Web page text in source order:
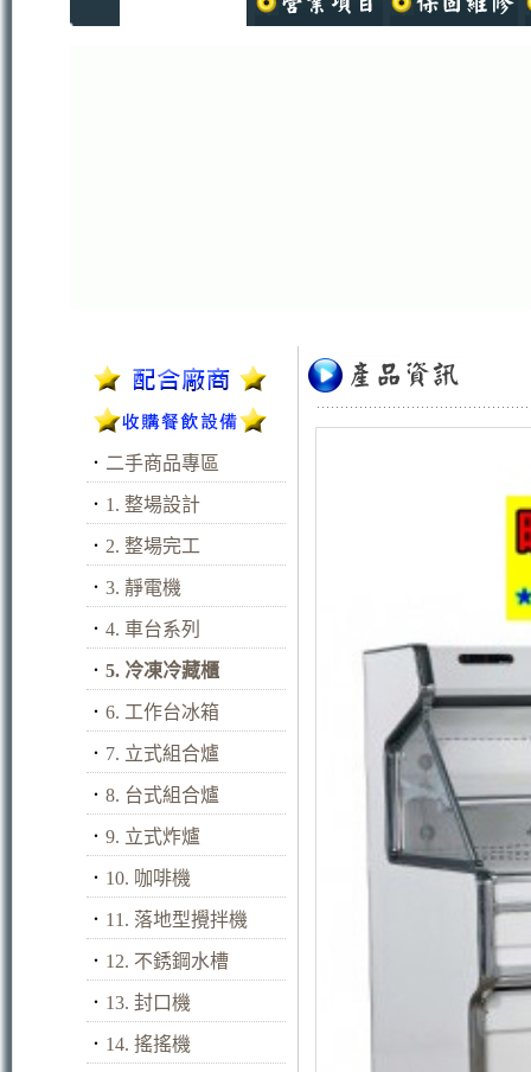
． 二手商品專區
． 1. 整場設計
． 2. 整場完工
． 3. 靜電機
． 4. 車台系列
． 5. 冷凍冷藏櫃
． 6. 工作台冰箱
． 7. 立式組合爐
． 8. 台式組合爐
． 9. 立式炸爐
． 10. 咖啡機
． 11. 落地型攪拌機
． 12. 不銹鋼水槽
． 13. 封口機
． 14. 搖搖機